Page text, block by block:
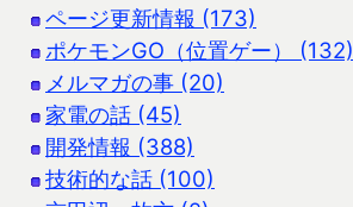
ページ更新情報 (173)
ポケモンGO（位置ゲー） (132)
メルマガの事 (20)
家電の話 (45)
開発情報 (388)
技術的な話 (100)